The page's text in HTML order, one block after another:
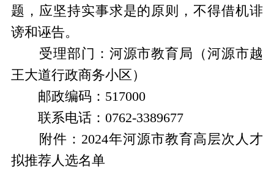
题，应坚持实事求是的原则，不得借机诽
谤和诬告。
受理部门：河源市教育局（河源市越
王大道行政商务小区）
邮政编码：517000
联系电话：0762-3389677
附件：2024年河源市教育高层次人才
拟推荐人选名单